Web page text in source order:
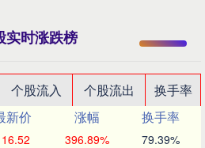
实时涨跌榜
个股流入 个股流出
换手率
新价 涨幅
换手率
396.89% 79.39%